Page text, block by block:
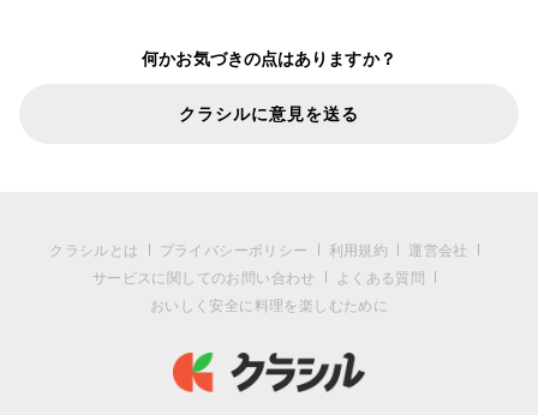
何かお気づきの点はありますか？
クラシルに意見を送る
クラシルとは プライバシーポリシー 利用規約
運営会社
サービスに関してのお問い合わせ
よくある質問
おいしく安全に料理を楽しむために